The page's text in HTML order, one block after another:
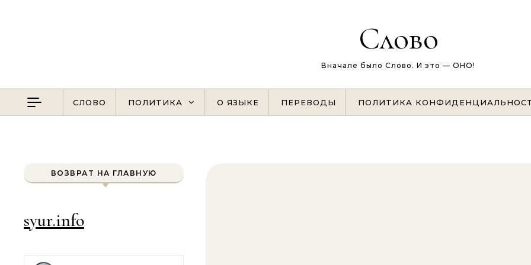
Слово
Вначале было Слово. И это — ОНО!
СЛОВО ПОЛИТИКА О ЯЗЫКЕ ПЕРЕВОДЫ ПОЛИТИКА
ВОЗВРАТ НА ГЛАВНУЮ
syur.info